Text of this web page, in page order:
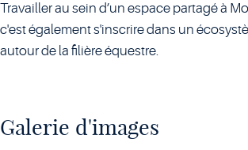
Travailler au sein d’un espace partagé à
c'est également s'inscrire dans un
autour de la filière équestre.
Galerie d'images